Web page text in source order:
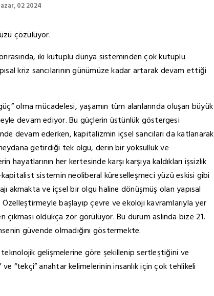
02 2024
çözülüyor.
iki kutuplu dünya sisteminden çok kutuplu
kriz sancılarının günümüze kadar artarak devam ettiği
olma mücadelesi, yaşamın tüm alanlarında oluşan büyük
devam ediyor. Bu güçlerin üstünlük göstergesi
devam ederken, kapitalizmin içsel sancıları da katlanarak
getirdiği tek olgu, derin bir yoksulluk ve
her kertesinde karşı karşıya kaldıkları işsizlik
sistemin neoliberal küreselleşmeci yüzü eskisi gibi
akmakta ve içsel bir olgu haline dönüşmüş olan yapısal
başlayıp çevre ve ekoloji kavramlarıyla yer
çıkması oldukça zor görülüyor. Bu durum aslında bize 21.
güvende olmadığını göstermekte.
gelişmelerine göre şekillenip sertleştiğini ve
ve “tekçi” anahtar kelimelerinin insanlık için çok tehlikeli